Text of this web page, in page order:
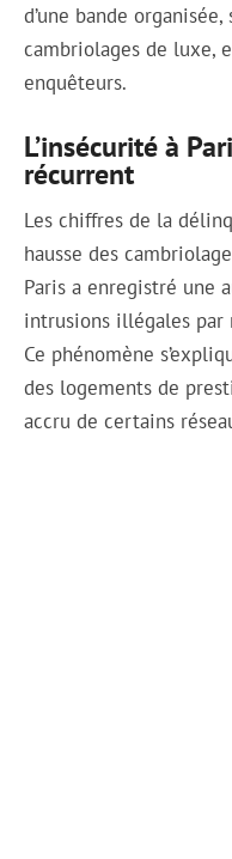
d’une bande
cambriolages de luxe,
enquêteurs.
L’insécurité à
récurrent
Les chiffres de la
hausse des
Paris a enregistré une
intrusions illégales par
Ce phénomène
des logements de
accru de certains